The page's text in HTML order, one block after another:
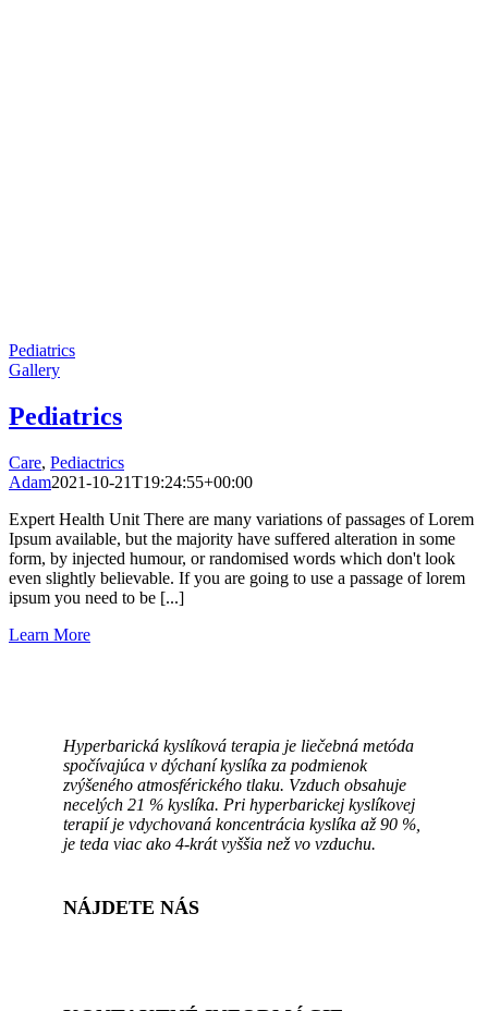
Pediatrics
Gallery
Pediatrics
Care, Pediactrics
Adam2021-10-21T19:24:55+00:00
Expert Health Unit There are many variations of passages of Lorem
Ipsum available, but the majority have suffered alteration in some
form, by injected humour, or randomised words which don't look
even slightly believable. If you are going to use a passage of lorem
ipsum you need to be [...]
Learn More
Hyperbarická kyslíková terapia je liečebná metóda
spočívajúca v dýchaní kyslíka za podmienok
zvýšeného atmosférického tlaku. Vzduch obsahuje
necelých 21 % kyslíka. Pri hyperbarickej kyslíkovej
terapií je vdychovaná koncentrácia kyslíka až 90 %,
je teda viac ako 4-krát vyššia než vo vzduchu.
NÁJDETE NÁS